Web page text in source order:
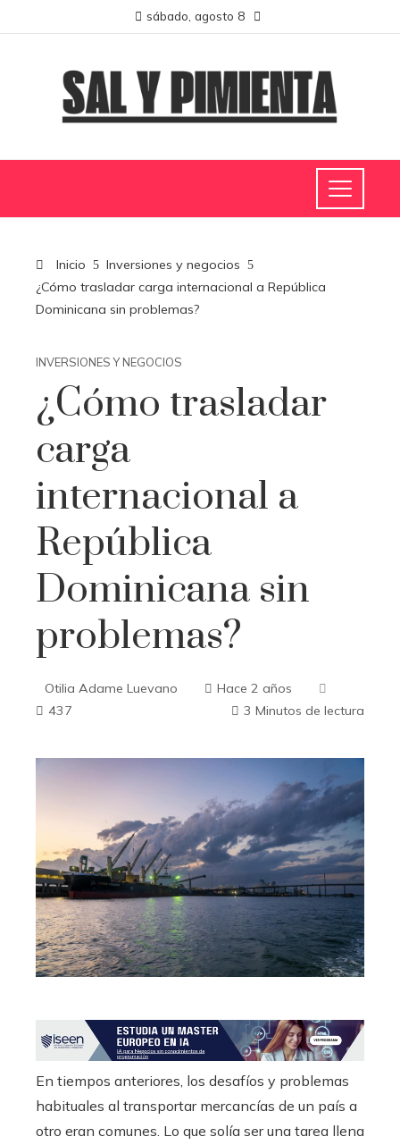
sábado, agosto 8
Inicio
Inversiones y negocios
¿Cómo trasladar carga internacional a República
Dominicana sin problemas?
INVERSIONES Y NEGOCIOS
¿Cómo trasladar
carga
internacional a
República
Dominicana sin
problemas?
Otilia Adame Luevano
Hace 2 años
437
3 Minutos de lectura
En tiempos anteriores, los desafíos y problemas
habituales al transportar mercancías de un país a
otro eran comunes. Lo que solía ser una tarea llena